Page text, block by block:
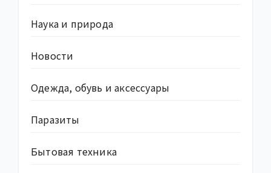
Наука и природа
Новости
Одежда, обувь и аксессуары
Паразиты
Бытовая техника